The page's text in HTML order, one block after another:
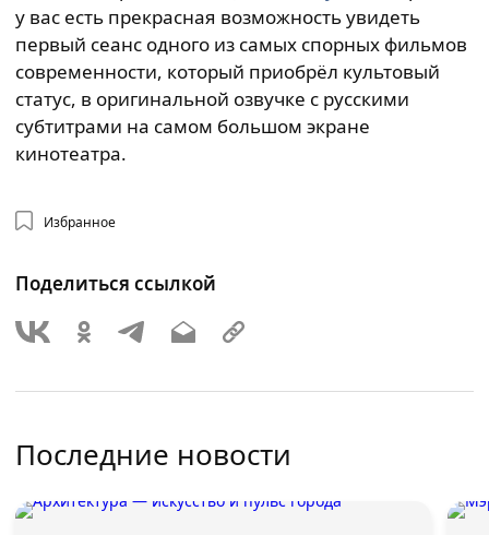
у вас есть прекрасная возможность увидеть
первый сеанс одного из самых спорных фильмов
современности, который приобрёл культовый
статус, в оригинальной озвучке с русскими
субтитрами на самом большом экране
кинотеатра.
Избранное
Поделиться ссылкой
Последние новости